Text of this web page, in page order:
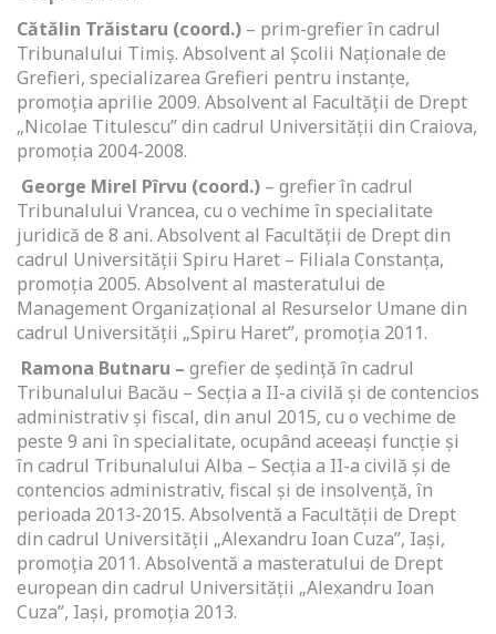
Cătălin Trăistaru (coord.) – prim-grefier în cadrul
Tribunalului Timiș. Absolvent al Școlii Naționale de
Grefieri, specializarea Grefieri pentru instanțe,
promoția aprilie 2009. Absolvent al Facultății de Drept
„Nicolae Titulescu” din cadrul Universității din Craiova,
promoția 2004-2008.
George Mirel Pîrvu (coord.) – grefier în cadrul
Tribunalului Vrancea, cu o vechime în specialitate
juridică de 8 ani. Absolvent al Facultății de Drept din
cadrul Universității Spiru Haret – Filiala Constanța,
promoția 2005. Absolvent al masteratului de
Management Organizațional al Resurselor Umane din
cadrul Universității „Spiru Haret”, promoția 2011.
Ramona Butnaru – grefier de ședință în cadrul
Tribunalului Bacău – Secția a II-a civilă și de contencios
administrativ și fiscal, din anul 2015, cu o vechime de
peste 9 ani în specialitate, ocupând aceeași funcție și
în cadrul Tribunalului Alba – Secția a II-a civilă și de
contencios administrativ, fiscal și de insolvență, în
perioada 2013-2015. Absolventă a Facultății de Drept
din cadrul Universității „Alexandru Ioan Cuza”, Iași,
promoția 2011. Absolventă a masteratului de Drept
european din cadrul Universității „Alexandru Ioan
Cuza”, Iași, promoția 2013.